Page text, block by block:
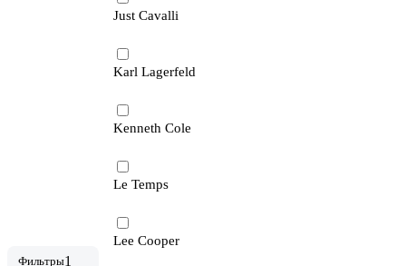
Фильтры1
Just Cavalli
Karl Lagerfeld
Kenneth Cole
Le Temps
Lee Cooper